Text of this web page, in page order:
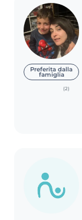
Preferita dalla
famiglia
(2)